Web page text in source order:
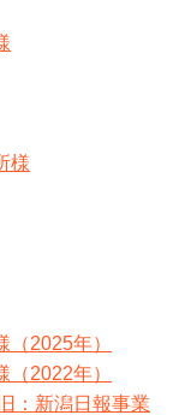
様
2025年）
2022年）
：新潟日報事業